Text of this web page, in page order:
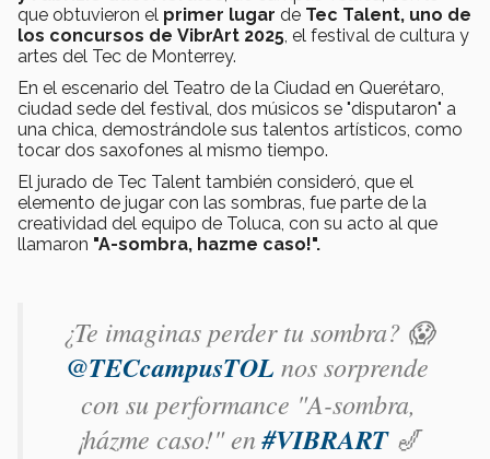
que obtuvieron el primer lugar de Tec Talent, uno de
los concursos de VibrArt 2025 , el festival de cultura y
artes del Tec de Monterrey.
En el escenario del Teatro de la Ciudad en Querétaro,
ciudad sede del festival, dos músicos se "disputaron" a
una chica, demostrándole sus talentos artísticos, como
tocar dos saxofones al mismo tiempo.
El jurado de Tec Talent también consideró, que el
elemento de jugar con las sombras, fue parte de la
creatividad del equipo de Toluca, con su acto al que
llamaron "A-sombra, hazme caso!".
¿Te imaginas perder tu sombra? 😱
@TECcampusTOL nos sorprende
con su performance "A-sombra,
¡házme caso!" en#VIBRART🎷